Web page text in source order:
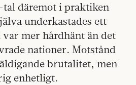
däremot i praktiken
underkastades ett
mer hårdhänt än det
nationer. Motstånd
brutalitet, men
enhetligt.